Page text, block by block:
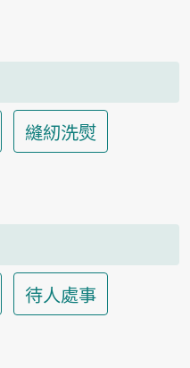
縫紉洗熨
待人處事